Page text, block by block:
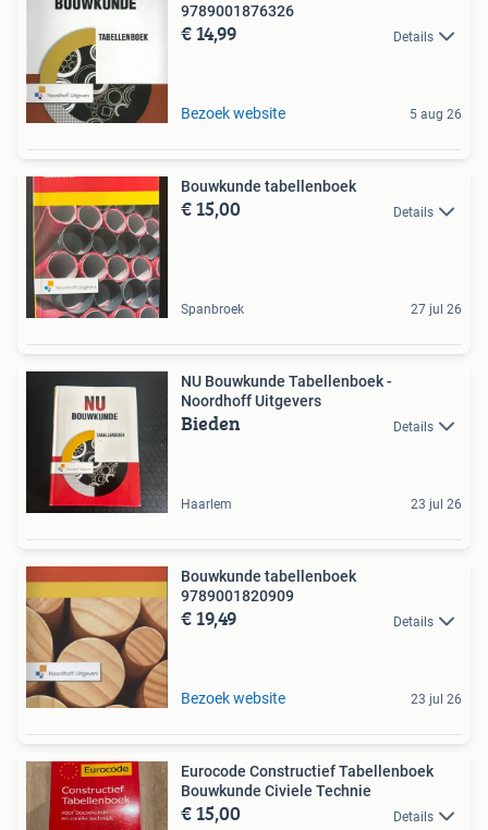
9789001876326
€ 14,99 Details
Bezoek website 5 aug 26
Bouwkunde tabellenboek
€ 15,00 Details
Spanbroek 27 jul 26
NU Bouwkunde Tabellenboek -
Noordhoff Uitgevers
Bieden Details
Haarlem 23 jul 26
Bouwkunde tabellenboek
9789001820909
€ 19,49 Details
Bezoek website 23 jul 26
Eurocode Constructief Tabellenboek
Bouwkunde Civiele Technie
€ 15,00 Details